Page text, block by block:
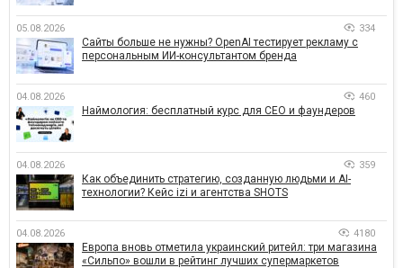
05.08.2026 334
Сайты больше не нужны? OpenAI тестирует рекламу с
персональным ИИ-консультантом бренда
04.08.2026 460
Наймология: бесплатный курс для CEO и фаундеров
04.08.2026 359
Как объединить стратегию, созданную людьми и AI-
технологии? Кейс izi и агентства SHOTS
04.08.2026 4180
Европа вновь отметила украинский ритейл: три магазина
«Сильпо» вошли в рейтинг лучших супермаркетов